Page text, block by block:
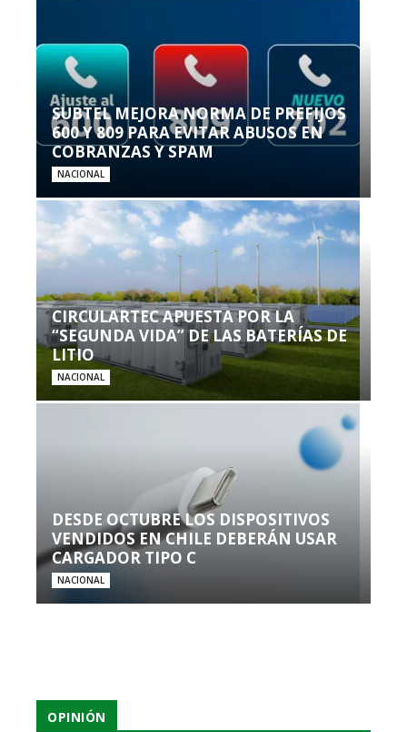
SUBTEL MEJORA NORMA DE PREFIJOS
600 Y 809 PARA EVITAR ABUSOS EN
COBRANZAS Y SPAM
NACIONAL
CIRCULARTEC APUESTA POR LA
“SEGUNDA VIDA” DE LAS BATERÍAS DE
LITIO
NACIONAL
DESDE OCTUBRE LOS DISPOSITIVOS
VENDIDOS EN CHILE DEBERÁN USAR
CARGADOR TIPO C
NACIONAL
OPINIÓN